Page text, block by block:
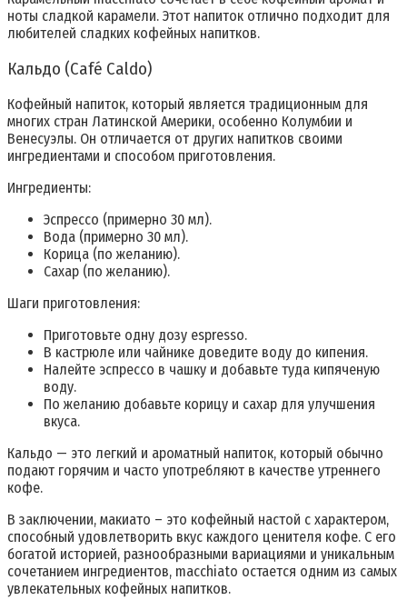
ноты сладкой карамели. Этот напиток отлично подходит для
любителей сладких кофейных напитков.
Кальдо (Café Caldo)
Кофейный напиток, который является традиционным для
многих стран Латинской Америки, особенно Колумбии и
Венесуэлы. Он отличается от других напитков своими
ингредиентами и способом приготовления.
Ингредиенты:
Эспрессо (примерно 30 мл).
Вода (примерно 30 мл).
Корица (по желанию).
Сахар (по желанию).
Шаги приготовления:
Приготовьте одну дозу espresso.
В кастрюле или чайнике доведите воду до кипения.
Налейте эспрессо в чашку и добавьте туда кипяченую
воду.
По желанию добавьте корицу и сахар для улучшения
вкуса.
Кальдо — это легкий и ароматный напиток, который обычно
подают горячим и часто употребляют в качестве утреннего
кофе.
В заключении, макиато – это кофейный настой с характером,
способный удовлетворить вкус каждого ценителя кофе. С его
богатой историей, разнообразными вариациями и уникальным
сочетанием ингредиентов, macchiato остается одним из самых
увлекательных кофейных напитков.